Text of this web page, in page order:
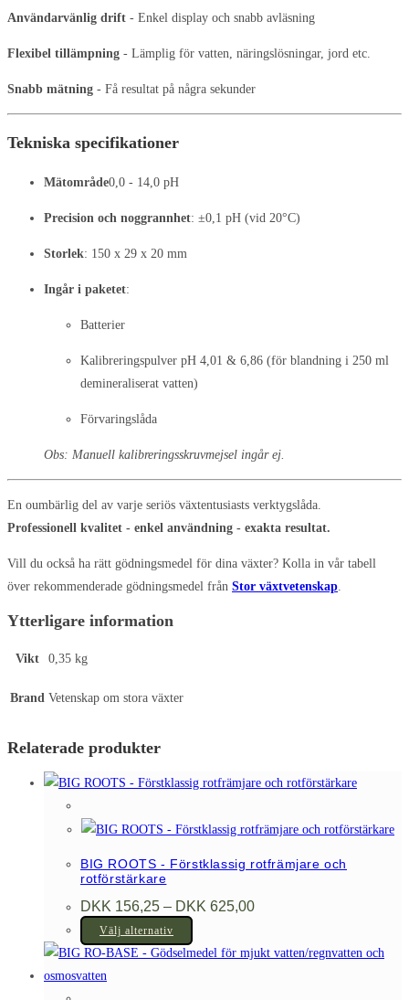
Användarvänlig drift - Enkel display och snabb avläsning
Flexibel tillämpning - Lämplig för vatten, näringslösningar, jord etc.
Snabb mätning - Få resultat på några sekunder
Tekniska specifikationer
Mätområde0,0 - 14,0 pH
Precision och noggrannhet: ±0,1 pH (vid 20°C)
Storlek: 150 x 29 x 20 mm
Ingår i paketet:
Batterier
Kalibreringspulver pH 4,01 & 6,86 (för blandning i 250 ml
demineraliserat vatten)
Förvaringslåda
Obs: Manuell kalibreringsskruvmejsel ingår ej.
En oumbärlig del av varje seriös växtentusiasts verktygslåda.
Professionell kvalitet - enkel användning - exakta resultat.
Vill du också ha rätt gödningsmedel för dina växter? Kolla in vår tabell
över rekommenderade gödningsmedel från Stor växtvetenskap.
Ytterligare information
Vikt 0,35 kg
Brand Vetenskap om stora växter
Relaterade produkter
BIG ROOTS - Förstklassig rotfrämjare och
rotförstärkare
DKK 156,25 – DKK 625,00Prisintervall:
DKK 625,00
Välj alternativ
här